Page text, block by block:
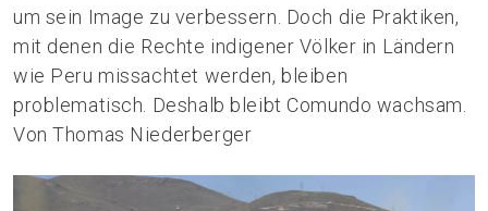
um sein Image zu verbessern. Doch die Praktiken,
mit denen die Rechte indigener Völker in Ländern
wie Peru missachtet werden, bleiben
problematisch. Deshalb bleibt Comundo wachsam.
Von Thomas Niederberger